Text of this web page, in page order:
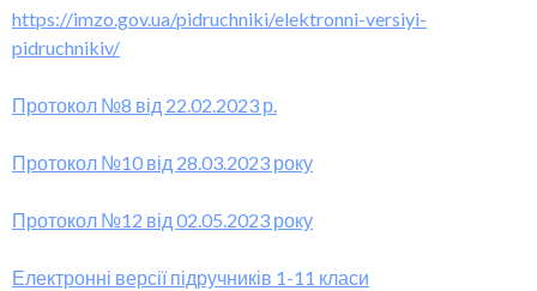
https://imzo.gov.ua/pidruchniki/elektronni-versiyi-
pidruchnikiv/
Протокол №8 від 22.02.2023 р.
Протокол №10 від 28.03.2023 року
Протокол №12 від 02.05.2023 року
Електронні версії підручників 1-11 класи